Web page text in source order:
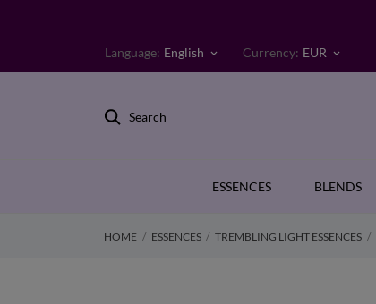
Language: English keyboard_arrow_down Currency: EUR keyboard_arrow_down
Search
ESSENCES BLENDS
HOME ESSENCES TREMBLING LIGHT ESSENCES